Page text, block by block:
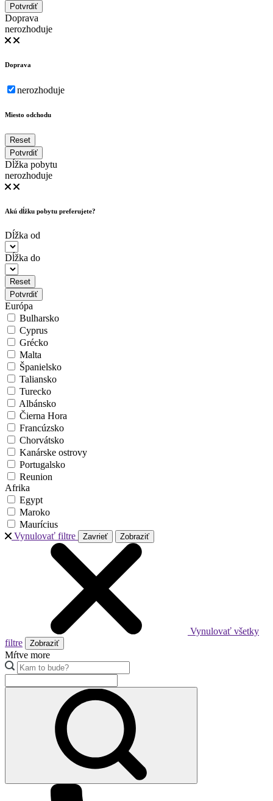
Potvrdiť
Doprava
nerozhoduje
Doprava
nerozhoduje
Miesto odchodu
Reset
Potvrdiť
Dĺžka pobytu
nerozhoduje
Akú dĺžku pobytu preferujete?
Dĺžka od
Dĺžka do
Reset
Potvrdiť
Európa
Bulharsko
Cyprus
Grécko
Malta
Španielsko
Taliansko
Turecko
Albánsko
Čierna Hora
Francúzsko
Chorvátsko
Kanárske ostrovy
Portugalsko
Reunion
Afrika
Egypt
Maroko
Maurícius
Vynulovať filtre
Zavrieť Zobraziť
Vynulovať všetky
filtre
Zobraziť
Mŕtve more